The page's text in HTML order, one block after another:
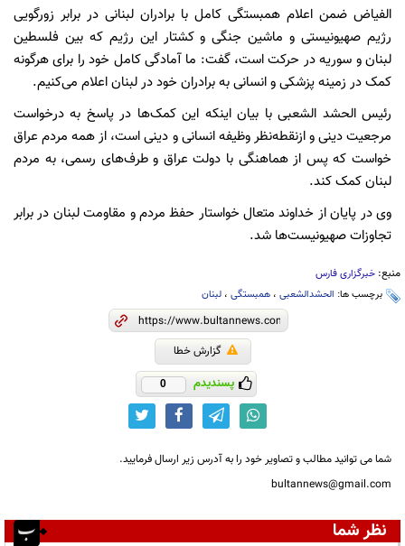
الفیاض ضمن اعلام همبستگی کامل با برادران لبنانی در برابر زورگویی
رژیم صهیونیستی و ماشین جنگی و کشتار این رژیم که بین فلسطین
لبنان و سوریه در حرکت است، گفت: ما آمادگی کامل خود را برای هرگونه
کمک در زمینه پزشکی و انسانی به برادران خود در لبنان اعلام می‌کنیم.
رئیس الحشد الشعبی با بیان اینکه این کمک‌ها در پاسخ به درخواست
مرجعیت دینی و ازنقطه‌نظر وظیفه انسانی و دینی است، از همه مردم عراق
خواست که پس از هماهنگی با دولت عراق و طرف‌های رسمی، به مردم
لبنان کمک کند.
وی در پایان از خداوند متعال خواستار حفظ مردم و مقاومت لبنان در برابر
تجاوزات صهیونیست‌ها شد.
منبع: خبرگزاری فارس
برچسب ها: الحشدالشعبی ، همبستگی ، لبنان
گزارش خطا
پسندیدم 0
شما می توانید مطالب و تصاویر خود را به آدرس زیر ارسال فرمایید.
bultannews@gmail.com
نظر شما